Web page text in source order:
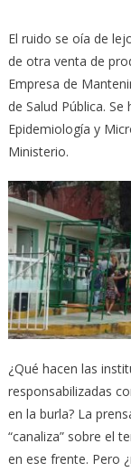
El ruido se oía de
de otra venta de
Empresa de
de Salud Pública.
Epidemiología y
Ministerio.
¿Qué hacen las
responsabilizadas
en la burla? La
“canaliza” sobre el
en ese frente. Pero